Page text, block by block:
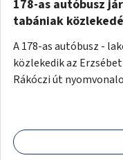
178-as autóbusz
tabániak
A 178-as autóbusz -
közlekedik az
Rákóczi út
járattal feljutni a
körzetben élők